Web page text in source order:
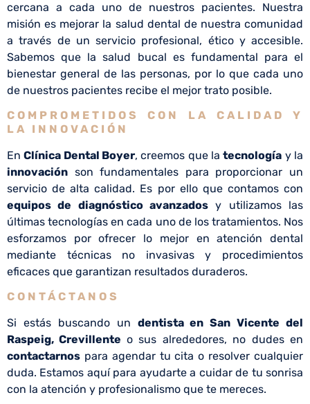
cercana a cada uno de nuestros pacientes. Nuestra
misión es mejorar la salud dental de nuestra comunidad
a través de un servicio profesional, ético y accesible.
Sabemos que la salud bucal es fundamental para el
bienestar general de las personas, por lo que cada uno
de nuestros pacientes recibe el mejor trato posible.
COMPROMETIDOS CON LA CALIDAD Y
LA INNOVACIÓN
EnClínica Dental Boyer, creemos que latecnología y la
innovación son fundamentales para proporcionar un
servicio de alta calidad. Es por ello que contamos con
equipos de diagnóstico avanzados y utilizamos las
últimas tecnologías en cada uno de los tratamientos. Nos
esforzamos por ofrecer lo mejor en atención dental
mediante técnicas no invasivas y procedimientos
eficaces que garantizan resultados duraderos.
CONTÁCTANOS
Si estás buscando un dentista en San Vicente del
Raspeig,Crevillente o sus alrededores, no dudes en
contactarnos para agendar tu cita o resolver cualquier
duda. Estamos aquí para ayudarte a cuidar de tu sonrisa
con la atención y profesionalismo que te mereces.